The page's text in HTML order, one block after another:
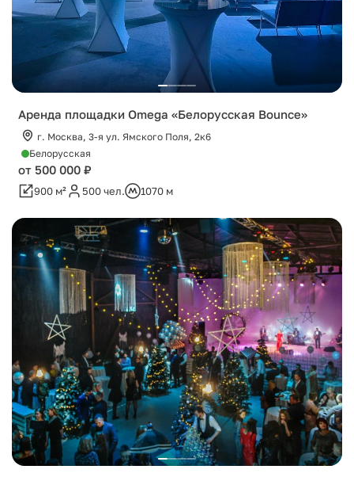
Аренда площадки Omega «Белорусская Bounce»
г. Москва, 3-я ул. Ямского Поля, 2к6
Белорусская
от 500 000 ₽
900 м² 500 чел. 1070 м